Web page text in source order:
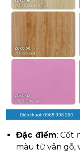
Đặc điểm: Cốt
màu từ vân gỗ,